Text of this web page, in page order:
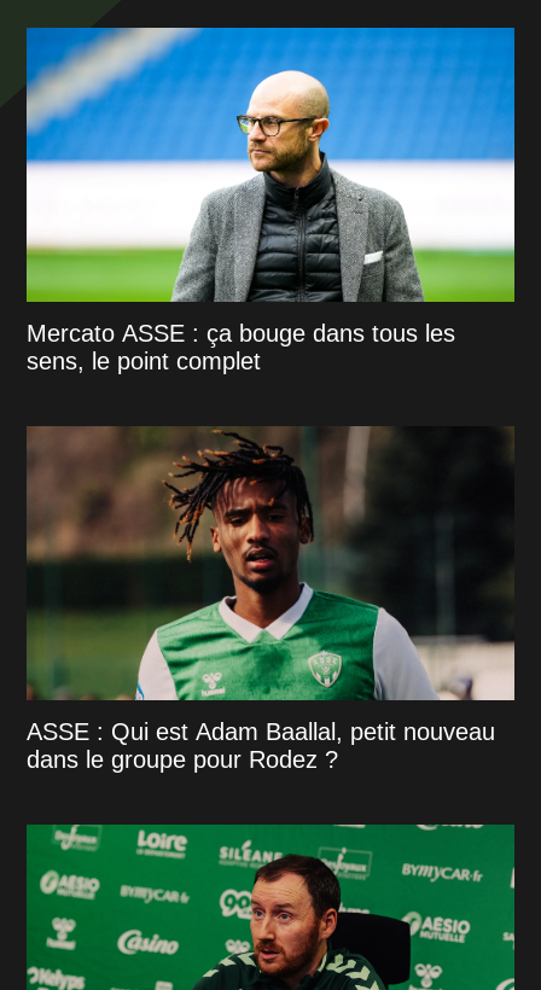
Mercato ASSE : ça bouge dans tous les
sens, le point complet
ASSE : Qui est Adam Baallal, petit nouveau
dans le groupe pour Rodez ?